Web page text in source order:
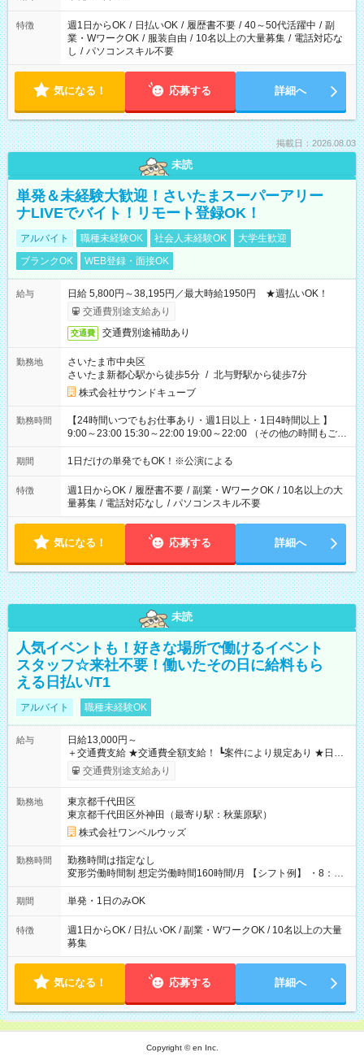
特徴 週1日からOK / 日払いOK / 履歴書不要 / 40～50代活躍中 / 副
業・WワークOK / 服装自由 / 10名以上の大量募集 / 電話対応な
し / パソコンスキル不要
気になる！ 応募する 詳細へ
掲載日：2026.08.03
未読
単発＆未経験大歓迎！さいたまスーパーアリー
ナLIVEでバイト！リモート登録OK！
アルバイト 職種未経験OK 社会人未経験OK
大学生歓迎
ブランクOK
WEB登録・面接OK
給与
日給 5,800円～38,195円／最大時給1950円 ★週払いOK！
交通費別途支給あり
交通費 交通費別途補助あり
勤務地
さいたま市中央区
さいたま新都心駅から徒歩5分 / 北与野駅から徒歩7分
株式会社サウンドキューブ
勤務時間
【24時間いつでもお仕事あり・週1日以上・1日4時間以上 】
9:00～23:00 15:30～22:00 19:00～22:00 （その他の時間もござ
います！） 19:00～23:30 21:00～翌5:00 etc... ※上記シフトは
一例です。現場により、時間が異なります！ ※イベントが早く
期間 1日だけの単発でもOK！※公演による
特徴 週1日からOK / 履歴書不要 / 副業・WワークOK / 10名以上の大
量募集 / 電話対応なし / パソコンスキル不要
気になる！ 応募する 詳細へ
未読
人気イベントも！好きな場所で働けるイベント
スタッフ☆来社不要！働いたその日に給料もら
える日払い/T1
アルバイト 職種未経験OK
給与
日給13,000円～
＋交通費支給 ★交通費全額支給！ ┗案件により規定あり ★日払
いOK！（規定あり） ┗働いたその日に現金GET♪ お仕事後はコ
ンビニATMから 日払い分を引き落とせます！ 【試用期間】試
交通費別途支給あり
勤務地
東京都千代田区
東京都千代田区外神田（最寄り駅：秋葉原駅）
株式会社ワンベルウッズ
勤務時間
勤務時間は指定なし
変形労働時間制 想定労働時間160時間/月 【シフト例】 ・8：00
～21：00
期間 単発・1日のみOK
特徴
週1日からOK / 日払いOK / 副業・WワークOK / 10名以上の大量
募集
気になる！ 応募する 詳細へ
Copyright © en Inc.